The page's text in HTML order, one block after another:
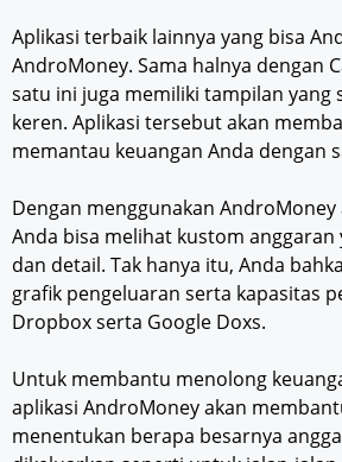
Aplikasi terbaik lainnya yang bisa
AndroMoney. Sama halnya dengan
satu ini juga memiliki tampilan yang
keren. Aplikasi tersebut akan
memantau keuangan Anda dengan
Dengan menggunakan
Anda bisa melihat kustom anggaran
dan detail. Tak hanya itu, Anda
grafik pengeluaran serta kapasitas
Dropbox serta Google Doxs.
Untuk membantu menolong
aplikasi AndroMoney akan
menentukan berapa besarnya